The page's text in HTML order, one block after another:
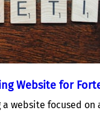
Website for
website focused